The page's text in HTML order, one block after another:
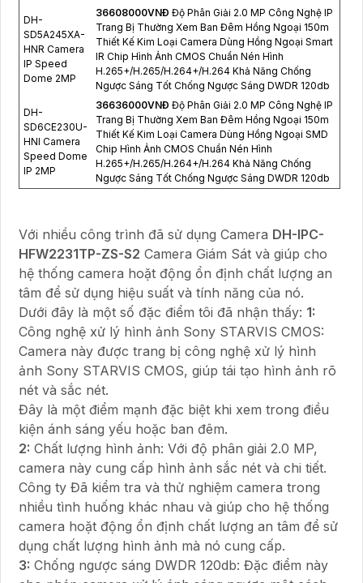
DH-
SD5A245XA-
HNR Camera
IP Speed
Dome 2MP
36608000VNÐ Độ Phân Giải 2.0 MP Công Nghệ IP
Trang Bị Thường Xem Ban Đêm Hồng Ngoại 150m
Thiết Kế Kim Loại Camera Dùng Hồng Ngoại Smart
IR Chip Hình Ảnh CMOS Chuẩn Nén Hình
H.265+/H.265/H.264+/H.264 Khả Năng Chống
Ngược Sáng Tốt Chống Ngược Sáng DWDR 120db
DH-
SD6CE230U-
HNI Camera
Speed Dome
IP 2MP
36636000VNÐ Độ Phân Giải 2.0 MP Công Nghệ IP
Trang Bị Thường Xem Ban Đêm Hồng Ngoại 150m
Thiết Kế Kim Loại Camera Dùng Hồng Ngoại SMD
Chip Hình Ảnh CMOS Chuẩn Nén Hình
H.265+/H.265/H.264+/H.264 Khả Năng Chống
Ngược Sáng Tốt Chống Ngược Sáng DWDR 120db
Với nhiều công trình đã sử dụng Camera DH-IPC-
HFW2231TP-ZS-S2 Camera Giám Sát và giúp cho
hệ thống camera hoặt động ổn định chất lượng an
tâm để sử dụng hiệu suất và tính năng của nó.
Dưới đây là một số đặc điểm tôi đã nhận thấy: 1:
Công nghệ xử lý hình ảnh Sony STARVIS CMOS:
Camera này được trang bị công nghệ xử lý hình
ảnh Sony STARVIS CMOS, giúp tái tạo hình ảnh rõ
nét và sắc nét.
Đây là một điểm mạnh đặc biệt khi xem trong điều
kiện ánh sáng yếu hoặc ban đêm.
2: Chất lượng hình ảnh: Với độ phân giải 2.0 MP,
camera này cung cấp hình ảnh sắc nét và chi tiết.
Công ty Đã kiểm tra và thử nghiệm camera trong
nhiều tình huống khác nhau và giúp cho hệ thống
camera hoặt động ổn định chất lượng an tâm để sử
dụng chất lượng hình ảnh mà nó cung cấp.
3: Chống ngược sáng DWDR 120db: Đặc điểm này